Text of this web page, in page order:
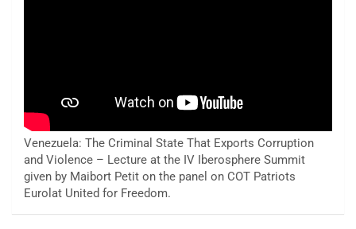
Venezuela: The Criminal State That Exports Corruption
and Violence – Lecture at the IV Iberosphere Summit
given by Maibort Petit on the panel on COT Patriots
Eurolat United for Freedom.